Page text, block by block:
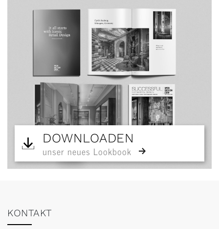
DOWNLOADEN
unser neues Lookbook
KONTAKT